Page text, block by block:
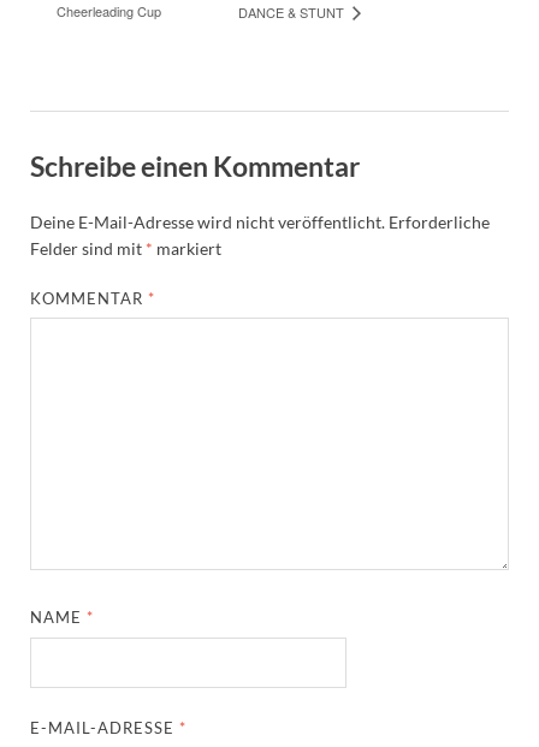
Cheerleading Cup
DANCE & STUNT
Schreibe einen Kommentar
Deine E-Mail-Adresse wird nicht veröffentlicht. Erforderliche
Felder sind mit * markiert
KOMMENTAR *
NAME *
E-MAIL-ADRESSE *